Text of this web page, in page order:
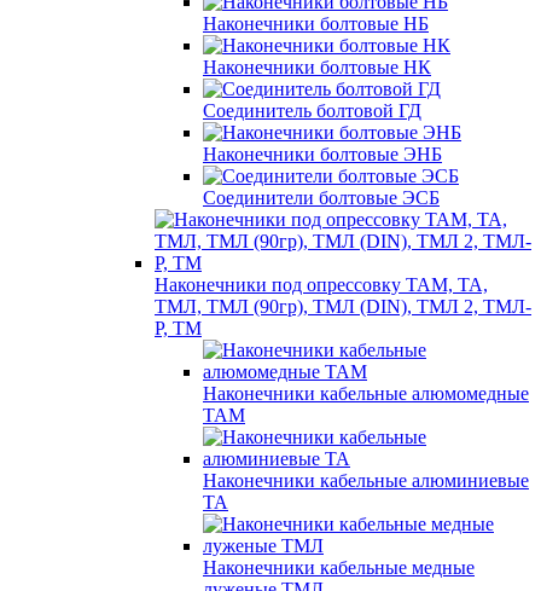
Наконечники болтовые НБ
Наконечники болтовые НК
Соединитель болтовой ГД
Наконечники болтовые ЭНБ
Соединители болтовые ЭСБ
Наконечники под опрессовку ТАМ, ТА,
ТМЛ, ТМЛ (90гр), ТМЛ (DIN), ТМЛ 2, ТМЛ-
Р, ТМ
Наконечники кабельные алюмомедные
ТАМ
Наконечники кабельные алюминиевые
ТА
Наконечники кабельные медные